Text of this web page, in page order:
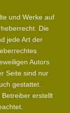
und Werke auf
Die
jede Art der
Autors
Seite sind nur
gestattet.
erstellt